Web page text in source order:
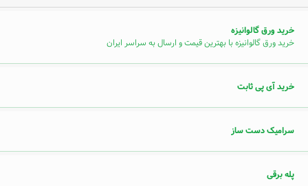
خرید ورق گالوانیزه
خرید ورق گالوانیزه با بهترین قیمت و ارسال به سراسر ایران
خرید آی پی ثابت
سرامیک دست ساز
پله برقی